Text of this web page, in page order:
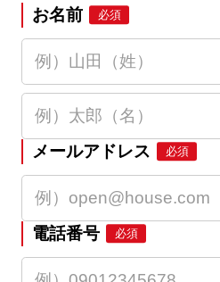
お名前 必須
メールアドレス 必須
電話番号 必須